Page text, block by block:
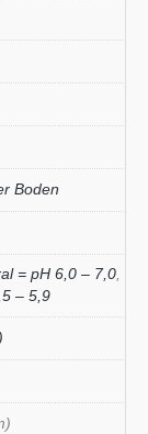
Boden
= pH 6,0 – 7,0
– 5,9